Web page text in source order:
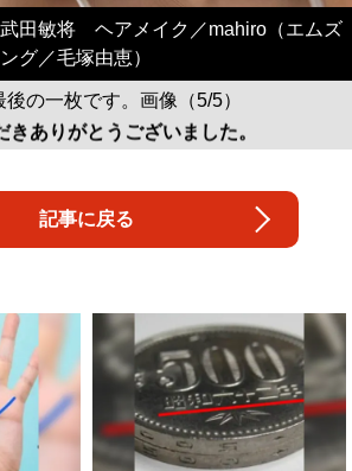
田敏将 ヘアメイク／mahiro（エムズ
グ／毛塚由恵）
後の一枚です。画像（5/5）
きありがとうございました。
記事に戻る